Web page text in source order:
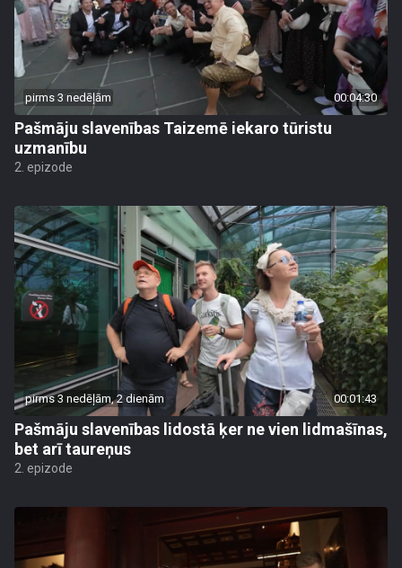
pirms 3 nedēļām 00:04:30
Pašmāju slavenības Taizemē iekaro tūristu
uzmanību
2. epizode
pirms 3 nedēļām, 2 dienām 00:01:43
Pašmāju slavenības lidostā ķer ne vien lidmašīnas,
bet arī taureņus
2. epizode